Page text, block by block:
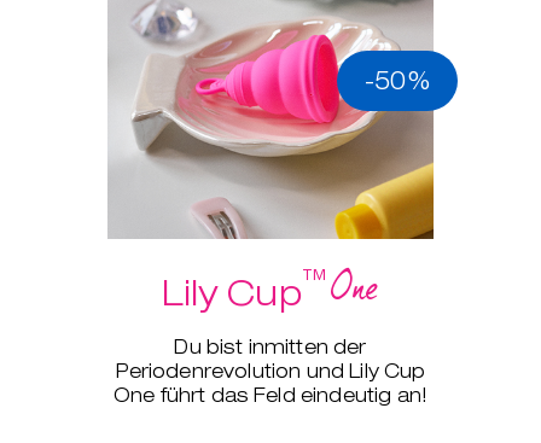
-50%
Lily Cup™One
Du bist inmitten der
Periodenrevolution und Lily Cup
One führt das Feld eindeutig an!